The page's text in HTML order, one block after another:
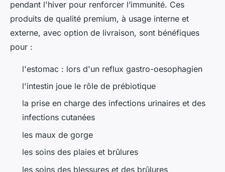
pendant l'hiver pour renforcer l’immunité. Ces
produits de qualité premium, à usage interne et
externe, avec option de livraison, sont bénéfiques
pour :
l'estomac : lors d'un reflux gastro-oesophagien
l'intestin joue le rôle de prébiotique
la prise en charge des infections urinaires et des
infections cutanées
les maux de gorge
les soins des plaies et brûlures
les soins des blessures et des brûlures